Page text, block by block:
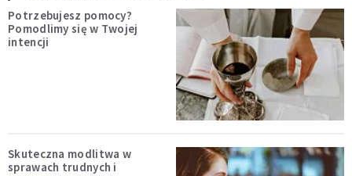
Potrzebujesz pomocy?
Pomodlimy się w Twojej
intencji
Skuteczna modlitwa w
sprawach trudnych i